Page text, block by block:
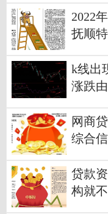
2022
抚顺
k线出
涨跌
网商
综合
贷款
构就